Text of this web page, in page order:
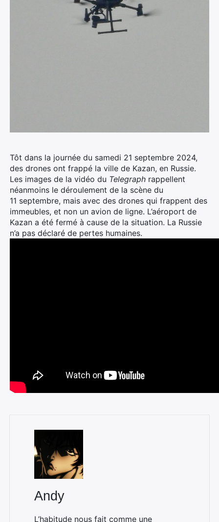
Tôt dans la journée du samedi 21 septembre 2024,
des drones ont frappé la ville de Kazan, en Russie.
Les images de la vidéo du Telegraph rappellent
néanmoins le déroulement de la scène du
11 septembre, mais avec des drones qui frappent des
immeubles, et non un avion de ligne. L’aéroport de
Kazan a été fermé à cause de la situation. La Russie
n’a pas déclaré de pertes humaines.
Andy
L’habitude nous fait comme une